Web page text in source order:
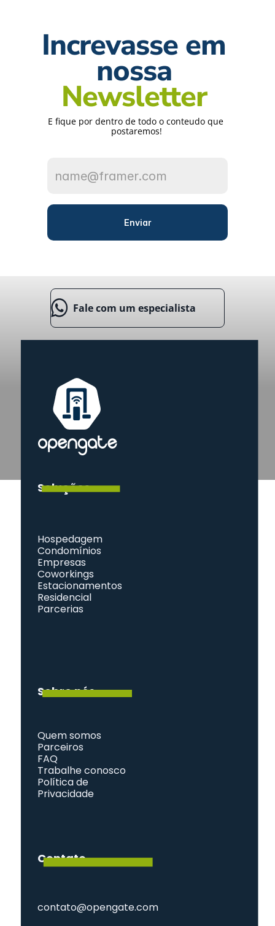
Increvasse em
nossa
Newsletter
E fique por dentro de todo o conteudo que
postaremos!
Enviar
Fale com um especialista
Soluções
Hospedagem
Condomínios
Empresas
Coworkings
Estacionamentos
Residencial
Parcerias
Sobre nós
Quem somos
Parceiros
FAQ
Trabalhe conosco
Política de
Privacidade
Contato
contato@opengate.com